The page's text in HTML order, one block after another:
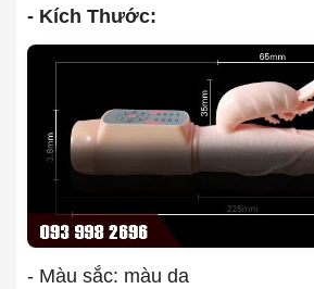
- Kích Thước:
- Màu sắc: màu da